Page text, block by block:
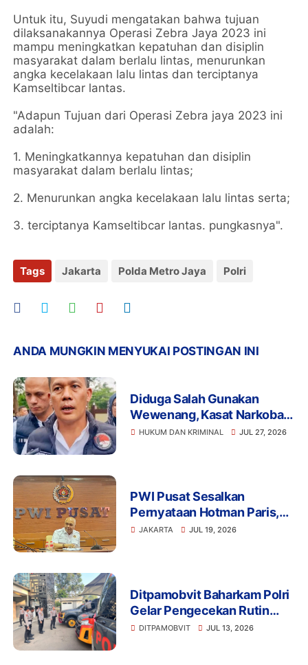
Untuk itu, Suyudi mengatakan bahwa tujuan
dilaksanakannya Operasi Zebra Jaya 2023 ini
mampu meningkatkan kepatuhan dan disiplin
masyarakat dalam berlalu lintas, menurunkan
angka kecelakaan lalu lintas dan terciptanya
Kamseltibcar lantas.
"Adapun Tujuan dari Operasi Zebra jaya 2023 ini
adalah:
1. Meningkatkannya kepatuhan dan disiplin
masyarakat dalam berlalu lintas;
2. Menurunkan angka kecelakaan lalu lintas serta;
3. terciptanya Kamseltibcar lantas. pungkasnya".
Tags Jakarta Polda Metro Jaya Polri
ANDA MUNGKIN MENYUKAI POSTINGAN INI
Diduga Salah Gunakan
Wewenang, Kasat Narkoba
Polres Tangsel dan 6
HUKUM DAN KRIMINAL JUL 27, 2026
PWI Pusat Sesalkan
Pernyataan Hotman Paris,
Minta Hormati Martabat
JAKARTA JUL 19, 2026
Ditpamobvit Baharkam Polri
Gelar Pengecekan Rutin
Kendaraan Dinas dan
DITPAMOBVIT JUL 13, 2026